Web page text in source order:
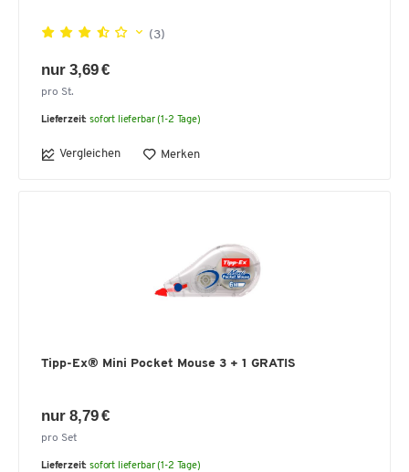
(3)
nur 3,69 €
pro St.
Lieferzeit: sofort lieferbar (1-2 Tage)
Vergleichen Merken
Tipp-Ex® Mini Pocket Mouse 3 + 1 GRATIS
nur 8,79 €
pro Set
Lieferzeit: sofort lieferbar (1-2 Tage)